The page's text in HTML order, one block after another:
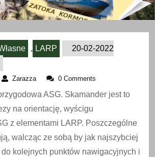
, LARP
20-02-2022
12
Zarazza Zarazza0 Comments
ASG. Skamander jest to
na orientację, wyścigu
z elementami LARP. Poszczególne
walcząc ze sobą by jak najszybciej
kolejnych punktów nawigacyjnych i